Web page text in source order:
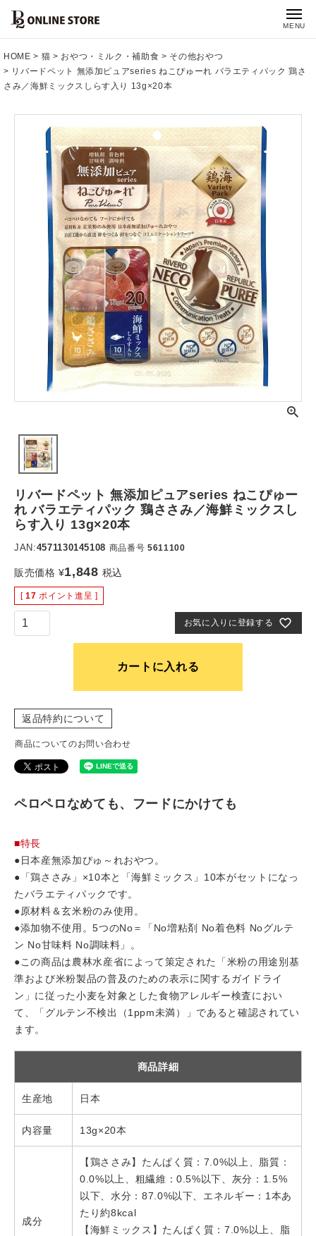
MENU
HOME 猫 おやつ・ミルク・補助食
その他おやつ
リバードペット 無添加ピュアseries ねこぴゅーれ バラエティパック 鶏さ
さみ／海鮮ミックスしらす入り 13g×20本
リバードペット 無添加ピュアseries ねこぴゅー
れ バラエティパック 鶏ささみ／海鮮ミックスし
らす入り 13g×20本
JAN:4571130145108 商品番号 5611100
販売価格 ¥1,848 税込
[ 17 ポイント進呈 ]
お気に入りに登録する
カートに入れる
返品特約について
商品についてのお問い合わせ
ペロペロなめても、フードにかけても
■特長
●日本産無添加ぴゅ～れおやつ。
●「鶏ささみ」×10本と「海鮮ミックス」10本がセットになっ
たバラエティパックです。
●原材料＆玄米粉のみ使用。
●添加物不使用。5つのNo＝「No増粘剤 No着色料 Noグルテ
ン No甘味料 No調味料」。
●この商品は農林水産省によって策定された「米粉の用途別基
準および米粉製品の普及のための表示に関するガイドライ
ン」に従った小麦を対象とした食物アレルギー検査におい
て、「グルテン不検出（1ppm未満）」であると確認されてい
ます。
商品詳細
生産地 日本
内容量 13g×20本
成分
【鶏ささみ】たんぱく質：7.0%以上、脂質：
0.0%以上、粗繊維：0.5%以下、灰分：1.5%
以下、水分：87.0%以下、エネルギー：1本あ
たり約8kcal
【海鮮ミックス】たんぱく質：7.0%以上、脂